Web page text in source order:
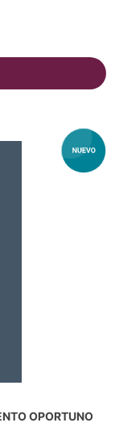
OPORTUNO